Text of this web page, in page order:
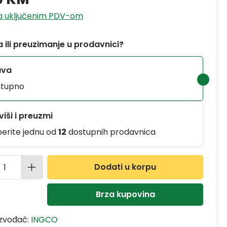
uključenim PDV-om
ili preuzimanje u prodavnici?
i preuzmi
jednu od12 dostupnih prodavnica
proizvoda: Unesite željenu
Dodati u korpu
Brza kupovina
INGCO